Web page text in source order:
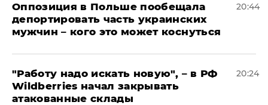
Оппозиция в Польше пообещала
депортировать часть украинских
мужчин – кого это может коснуться
20:44
"Работу надо искать новую", – в РФ
Wildberries начал закрывать
атакованные склады
20:24